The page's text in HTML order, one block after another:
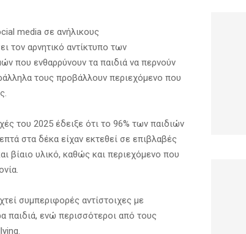
media σε ανήλικους
τον αρνητικό αντίκτυπο των
που ενθαρρύνουν τα παιδιά να περνούν
τους προβάλλουν περιεχόμενο που
του 2025 έδειξε ότι το 96% των παιδιών
στα δέκα είχαν εκτεθεί σε επιβλαβές
βίαιο υλικό, καθώς και περιεχόμενο που
συμπεριφορές αντίστοιχες με
παιδιά, ενώ περισσότεροι από τους